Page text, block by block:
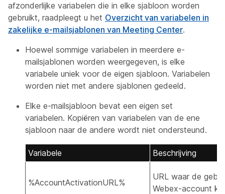
afzonderlijke variabelen die in elke sjabloon worden
gebruikt, raadpleegt u het Overzicht van variabelen in
zakelijke e-mailsjablonen van Meeting Center.
Hoewel sommige variabelen in meerdere e-
mailsjablonen worden weergegeven, is elke
variabele uniek voor de eigen sjabloon. Variabelen
worden niet met andere sjablonen gedeeld.
Elke e-mailsjabloon bevat een eigen set
variabelen. Kopiëren van variabelen van de ene
sjabloon naar de andere wordt niet ondersteund.
Variabele Beschrijving
%AccountActivationURL%
URL waar de
Webex-account